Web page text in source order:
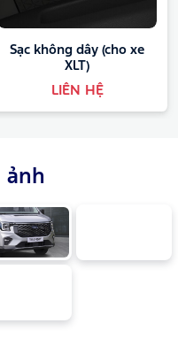
Sạc không dây (cho xe
XLT)
LIÊN HỆ
ảnh